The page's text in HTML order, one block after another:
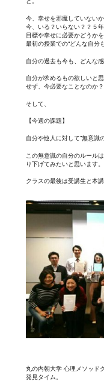
今、幸せを邪魔していないか
今、いる？いらない？？５
目標や幸せに必要かどうかを
最初の授業での“どんな自分
自分の過去も今も、どんな
自分が求めるもの欲しいと
せず、今必要なことなのか？
そして、
【今週の課題】
自分や他人に対して”無意識
この無意識の自分のルール
り下げてみたいと思います。
クラスの最後は受講生と本
丸の内朝大学 心理メソッド
発見タイム。